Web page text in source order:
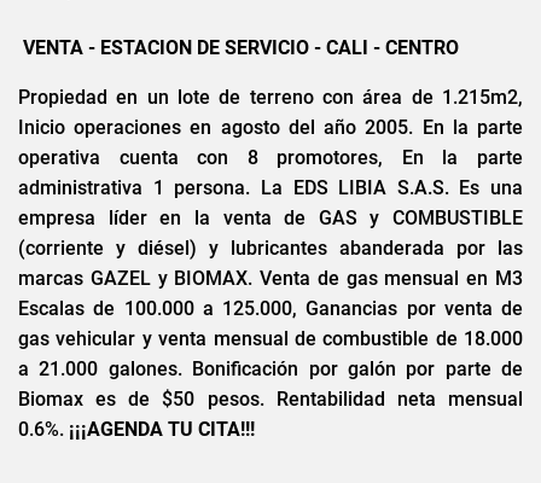
VENTA - ESTACION DE SERVICIO - CALI - CENTRO
Propiedad en un lote de terreno con área de 1.215m2,
Inicio operaciones en agosto del año 2005. En la parte
operativa cuenta con 8 promotores, En la parte
administrativa 1 persona. La EDS LIBIA S.A.S. Es una
empresa líder en la venta de GAS y COMBUSTIBLE
(corriente y diésel) y lubricantes abanderada por las
marcas GAZEL y BIOMAX. Venta de gas mensual en M3
Escalas de 100.000 a 125.000, Ganancias por venta de
gas vehicular y venta mensual de combustible de 18.000
a 21.000 galones. Bonificación por galón por parte de
Biomax es de $50 pesos. Rentabilidad neta mensual
0.6%. ¡¡¡AGENDA TU CITA!!!